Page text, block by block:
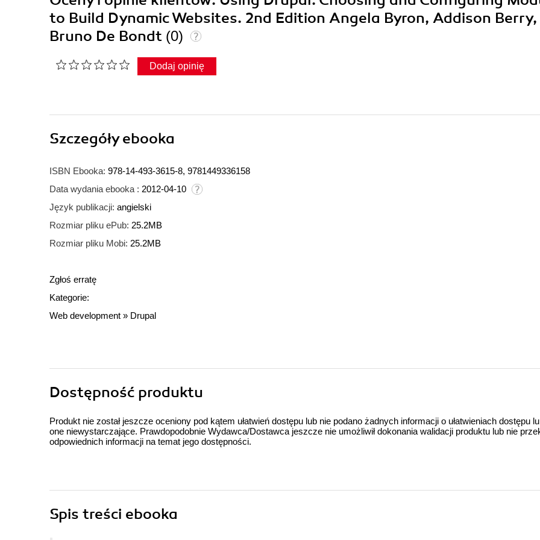
to Build Dynamic Websites. 2nd Edition Angela Byron, Addison Berry,
Bruno De Bondt (0)
Dodaj opinię
Szczegółyebooka
ISBN Ebooka: 978-14-493-3615-8, 9781449336158
Data wydania ebooka : 2012-04-10
Język publikacji: angielski
Rozmiar pliku ePub: 25.2MB
Rozmiar pliku Mobi: 25.2MB
Zgłoś erratę
Kategorie:
Web development » Drupal
Dostępność produktu
Produkt nie został jeszcze oceniony pod kątem ułatwień dostępu lub nie podano żadnych informacji o ułatwieniach dostępu
one niewystarczające. Prawdopodobnie Wydawca/Dostawca jeszcze nie umożliwił dokonania walidacji produktu lub nie
odpowiednich informacji na temat jego dostępności.
Spis treści ebooka